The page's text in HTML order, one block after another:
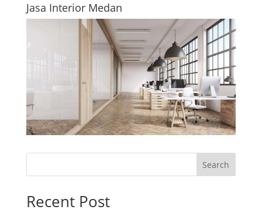
Jasa Interior Medan
Search
Recent Post